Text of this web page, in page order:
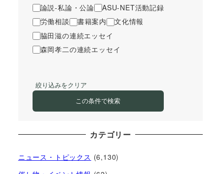
論説-私論・公論
ASU-NET活動記録
労働相談
書籍案内
文化情報
脇田滋の連続エッセイ
森岡孝二の連続エッセイ
絞り込みをクリア
この条件で検索
カテゴリー
ニュース・トピックス (6,130)